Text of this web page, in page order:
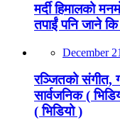
मर्दी हिमालको
तपाईं पनि जाने
December
रञ्जितको संगीत,
सार्वजनिक (
( भिडियो )